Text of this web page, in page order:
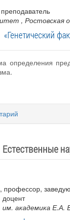
, Ростовская
«Генетический
определения
Естественные
профессор,
академика Е.А.